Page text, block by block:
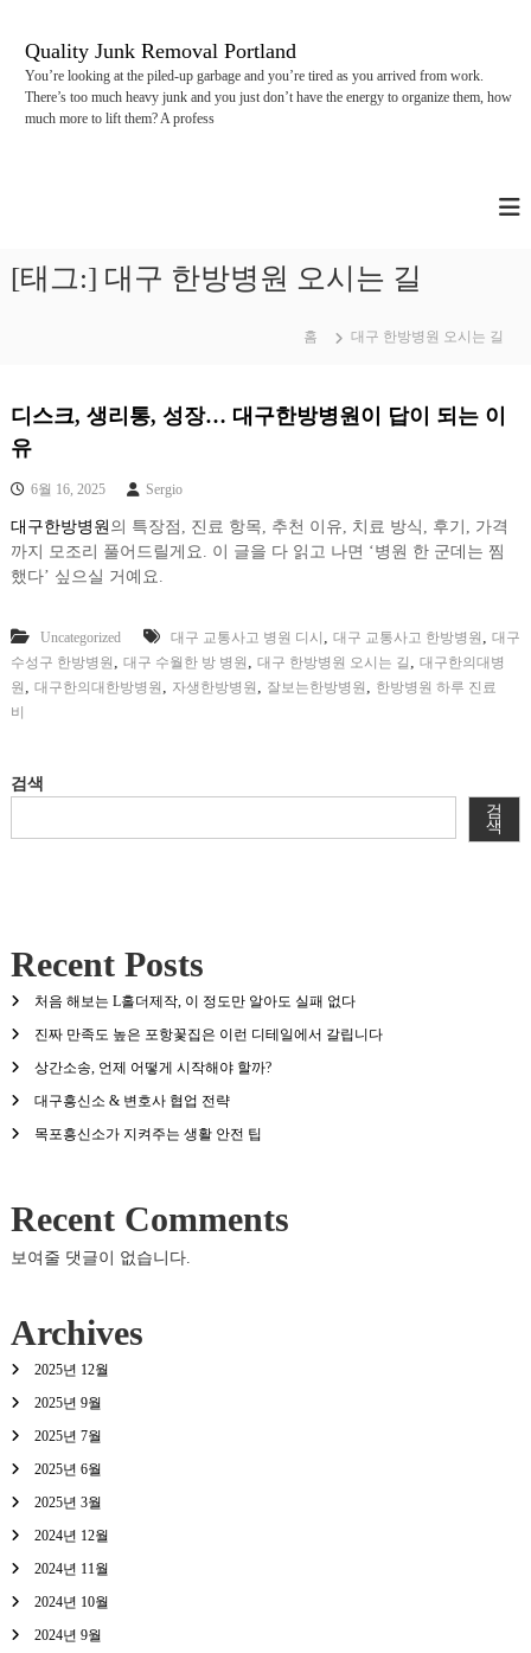
Quality Junk Removal Portland
You’re looking at the piled-up garbage and you’re tired as you arrived from work.
There’s too much heavy junk and you just don’t have the energy to organize them, how
much more to lift them? A profess
[태그:] 대구 한방병원 오시는 길
홈 대구 한방병원 오시는 길
디스크, 생리통, 성장… 대구한방병원이 답이 되는 이
유
6월 16, 2025 Sergio
대구한방병원 의 특장점, 진료 항목, 추천 이유, 치료 방식, 후기, 가격
까지 모조리 풀어드릴게요. 이 글을 다 읽고 나면 ‘병원 한 군데는 찜
했다’ 싶으실 거예요.
Uncategorized 대구 교통사고 병원 디시 , 대구 교통사고 한방병원 , 대구
수성구 한방병원 , 대구 수월한 방 병원 , 대구 한방병원 오시는 길 , 대구한의대병
원 , 대구한의대한방병원 , 자생한방병원 , 잘보는한방병원 , 한방병원 하루 진료
비
검색
검
색
Recent Posts
처음 해보는 L홀더제작, 이 정도만 알아도 실패 없다
진짜 만족도 높은 포항꽃집은 이런 디테일에서 갈립니다
상간소송, 언제 어떻게 시작해야 할까?
대구흥신소 & 변호사 협업 전략
목포흥신소가 지켜주는 생활 안전 팁
Recent Comments
보여줄 댓글이 없습니다.
Archives
2025년 12월
2025년 9월
2025년 7월
2025년 6월
2025년 3월
2024년 12월
2024년 11월
2024년 10월
2024년 9월